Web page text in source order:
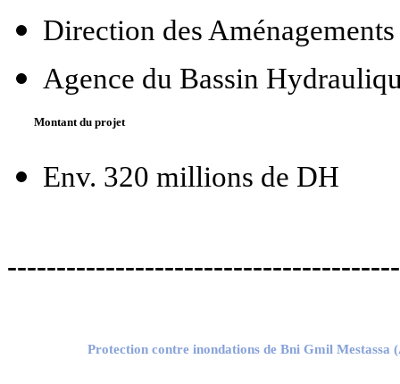
Direction des
Agence du Bassin
Montant du projet
Env. 320 millions de DH
Protection contre inondations de Bni Gmil Mestassa